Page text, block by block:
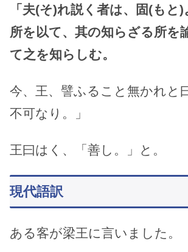
「夫(そ)れ説く者は、固(もと
所を以て、其の知らざる所を
て之を知らしむ。
今、王、譬ふること無かれと
不可なり。」
王曰はく、「善し。」と。
現代語訳
ある客が梁王に言いました。